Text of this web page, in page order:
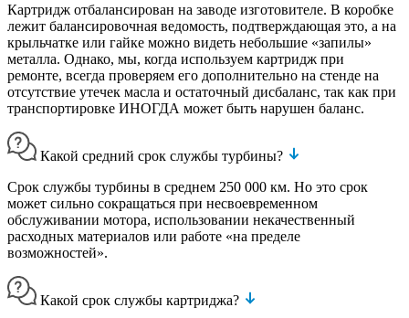
Картридж отбалансирован на заводе изготовителе. В коробке
лежит балансировочная ведомость, подтверждающая это, а на
крыльчатке или гайке можно видеть небольшие «запилы»
металла. Однако, мы, когда используем картридж при
ремонте, всегда проверяем его дополнительно на стенде на
отсутствие утечек масла и остаточный дисбаланс, так как при
транспортировке ИНОГДА может быть нарушен баланс.
Какой средний срок службы турбины?
Срок службы турбины в среднем 250 000 км. Но это срок
может сильно сокращаться при несвоевременном
обслуживании мотора, использовании некачественный
расходных материалов или работе «на пределе
возможностей».
Какой срок службы картриджа?